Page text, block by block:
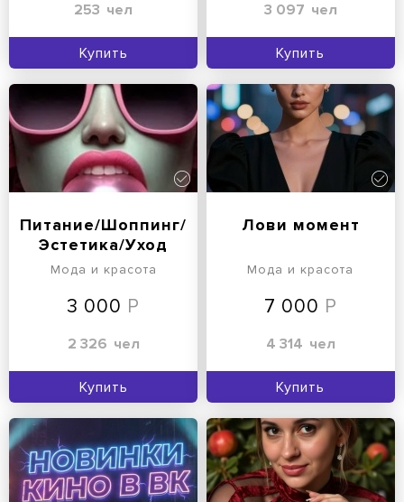
253 чел
Купить
3 097 чел
Купить
Питание/Шоппинг/
Эстетика/Уход
Мода и красота
3 000
2 326 чел
Купить
Лови момент
Мода и красота
7 000
4 314 чел
Купить